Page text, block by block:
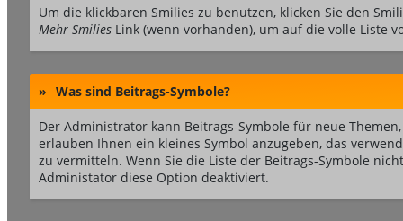
Um die klickbaren Smilies zu benutzen, klicken Sie den
Mehr Smilies Link (wenn vorhanden), um auf die volle Liste
» Was sind Beitrags-Symbole?
Der Administrator kann Beitrags-Symbole für neue
erlauben Ihnen ein kleines Symbol anzugeben, das
zu vermitteln. Wenn Sie die Liste der Beitrags-Symbole
Administator diese Option deaktiviert.